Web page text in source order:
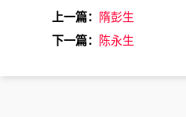
上一篇：
隋彭生
下一篇：
陈永生